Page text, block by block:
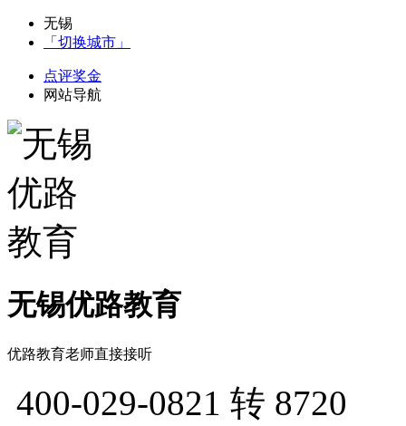
无锡
「切换城市」
点评奖金
网站导航
无锡优路教育
优路教育老师直接接听
400-029-0821 转 8720